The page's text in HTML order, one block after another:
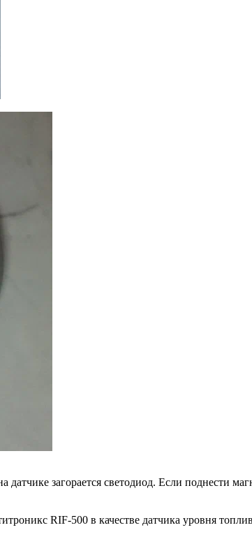
загорается светодиод. Если поднести
RIF-500 в качестве датчика уровня